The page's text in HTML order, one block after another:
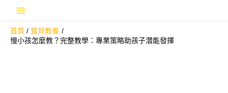
Menu
首頁
寶貝教養
慢小孩怎麼教？完整教學：專業策略助孩子潛能發揮